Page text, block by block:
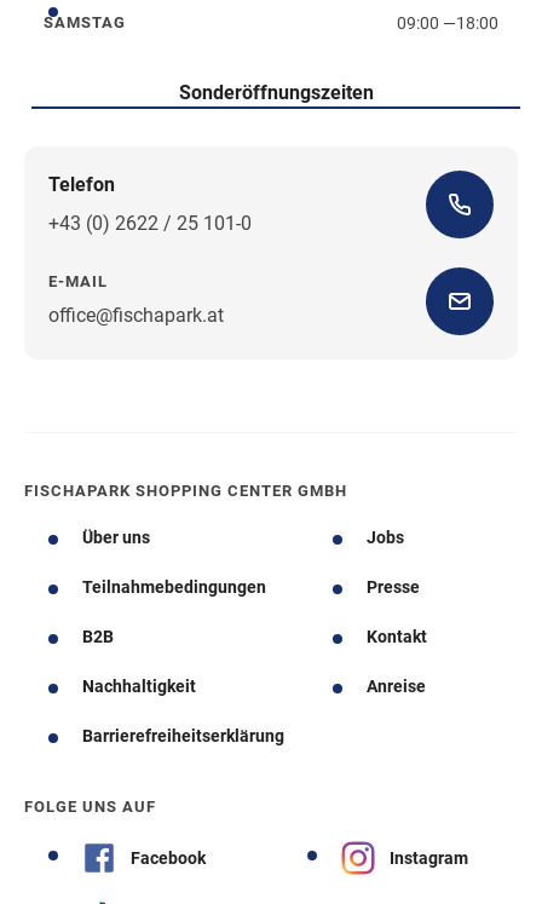
Samstag
SAMSTAG 09:00 —18:00
Sonderöffnungszeiten
Telefon
+43 (0) 2622 / 25 101-0
E-MAIL
office@fischapark.atWegbeschreibung
FISCHAPARK SHOPPING CENTER GMBH
Über uns Jobs
Teilnahmebedingungen Presse
B2B Kontakt
Nachhaltigkeit Anreise
Barrierefreiheitserklärung
FOLGE UNS AUF
Facebook Instagram